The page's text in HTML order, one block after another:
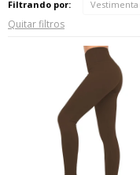
Filtrando por:
Quitar filtros